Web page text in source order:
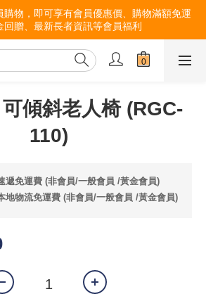
物，即可享有會員優惠價、購物滿額免運
回贈、最新長者資訊等會員福利
傾斜老人椅 (RGC-
110)
遞免運費 (非會員/一般會員 /黃金會員)
地物流免運費 (非會員/一般會員 /黃金會員)